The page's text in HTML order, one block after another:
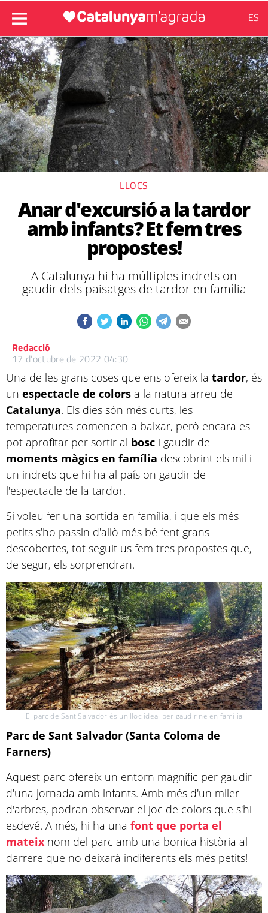
ES
LLOCS
Anar d'excursió a la tardor
amb infants? Et fem tres
propostes!
A Catalunya hi ha múltiples indrets on
gaudir dels paisatges de tardor en família
Redacció
17 d’octubre de 2022 04:30
Una de les grans coses que ens ofereix la tardor, és
un espectacle de colors a la natura arreu de
Catalunya. Els dies són més curts, les
temperatures comencen a baixar, però encara es
pot aprofitar per sortir al bosc i gaudir de
moments màgics en família descobrint els mil i
un indrets que hi ha al país on gaudir de
l'espectacle de la tardor.
Si voleu fer una sortida en família, i que els més
petits s'ho passin d'allò més bé fent grans
descobertes, tot seguit us fem tres propostes que,
de segur, els sorprendran.
El parc de Sant Salvador és un lloc ideal per gaudir ne en família
Parc de Sant Salvador (Santa Coloma de
Farners)
Aquest parc ofereix un entorn magnífic per gaudir
d'una jornada amb infants. Amb més d'un miler
d'arbres, podran observar el joc de colors que s'hi
esdevé. A més, hi ha una font que porta el
mateix nom del parc amb una bonica història al
darrere que no deixarà indiferents els més petits!